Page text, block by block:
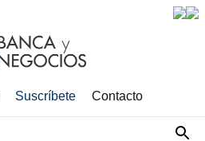
Suscríbete Contacto